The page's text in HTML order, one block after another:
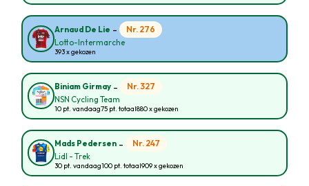
Arnaud De Lie - Nr. 276
Lotto-Intermarche
393 x gekozen
Biniam Girmay - Nr. 327
NSN Cycling Team
10 pt. vandaag75 pt. totaal880 x gekozen
Mads Pedersen - Nr. 247
Lidl - Trek
30 pt. vandaag100 pt. totaal909 x gekozen